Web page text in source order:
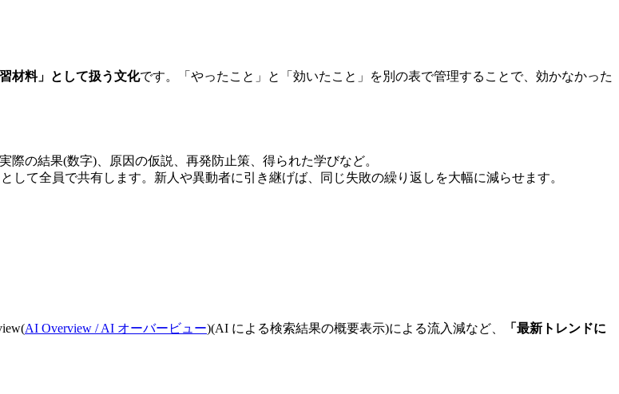
習材料」として扱う文化です。「やったこと」と「効いたこと」を別の表で管理することで、効かなかった
際の結果(数字)、原因の仮説、再発防止策、得られた学びなど。
して全員で共有します。新人や異動者に引き継げば、同じ失敗の繰り返しを大幅に減らせます。
AI Overview / AI オーバービュー)(AI による検索結果の概要表示)による流入減など、
「最新トレンドに